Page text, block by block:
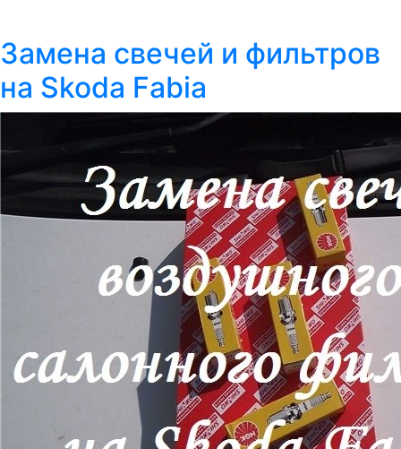
Замена свечей и фильтров
на Skoda Fabia